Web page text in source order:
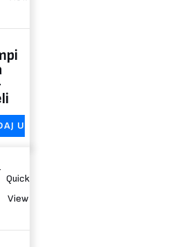
U
Quick
View